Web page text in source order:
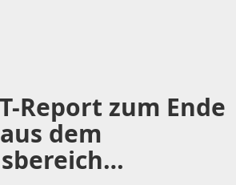
Report zum Ende
dem